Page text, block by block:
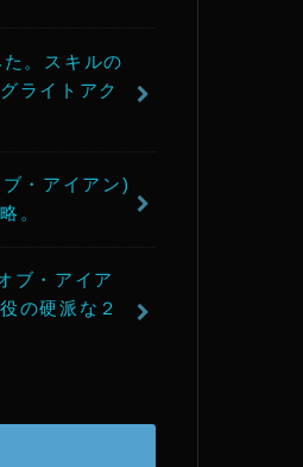
。スキルの
ライトアク
・アイアン)
。
ブ・アイア
の硬派な２